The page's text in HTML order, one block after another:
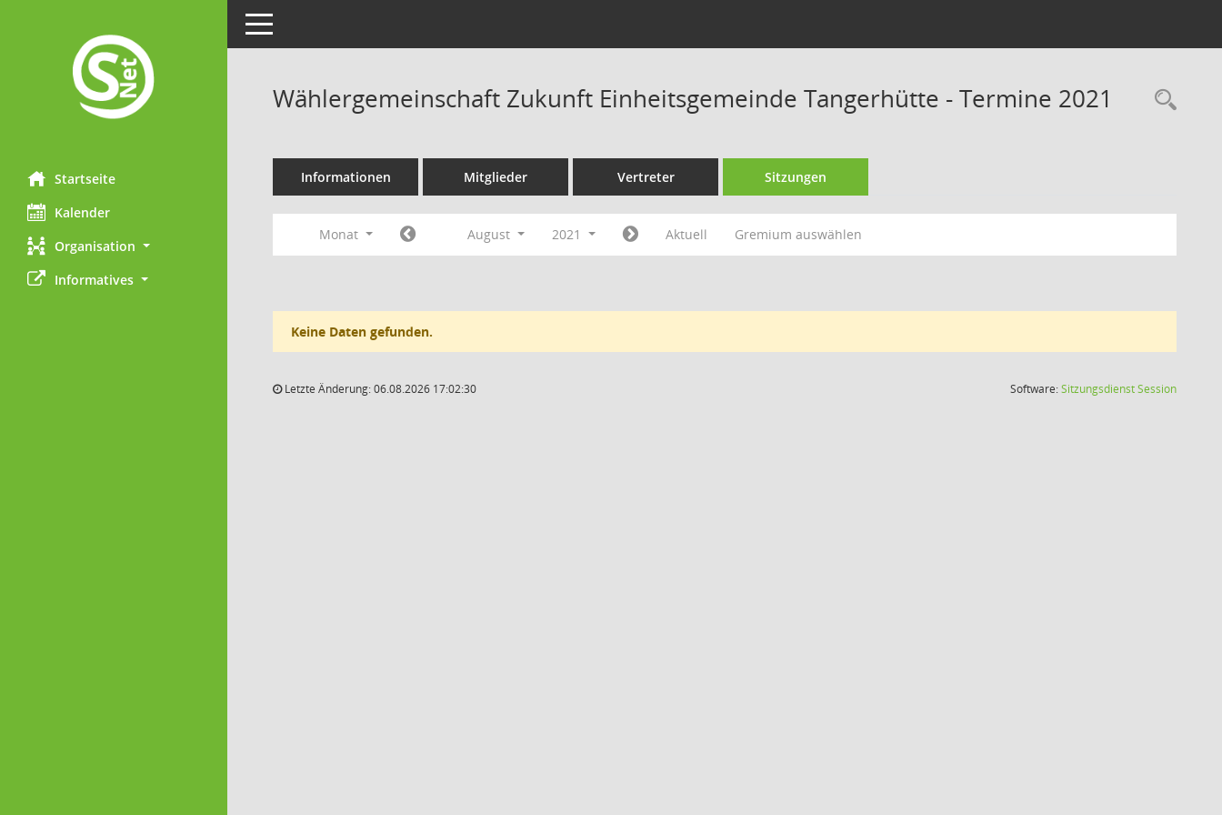
Startseite
Kalender
Organisation
Informatives
Toggle navigation
Wählergemeinschaft Zukunft Einheitsgemeinde Tangerhütte - Termine 2021
Informationen Mitglieder Vertreter Sitzungen
Monat August 2021 Aktuell Gremium auswählen
Keine Daten gefunden.
Letzte Änderung: 06.08.2026 17:02:30 Software:SitzungsdienstSession(Wird in